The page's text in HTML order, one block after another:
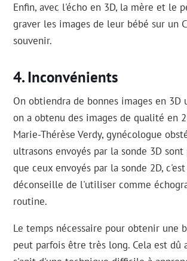
Enfin, avec l'écho en 3D, la mère et le
graver les images de leur bébé sur un
souvenir.
Inconvénients
On obtiendra de bonnes images en 3D
on a obtenu des images de qualité en
Marie-Thérèse Verdy, gynécologue
ultrasons envoyés par la sonde 3D sont
que ceux envoyés par la sonde 2D,
déconseille de l'utiliser comme
routine.
Le temps nécessaire pour obtenir une
peut parfois être très long. Cela est dû